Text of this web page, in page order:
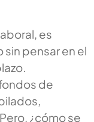
es
pensar en el
de
¿cómo se